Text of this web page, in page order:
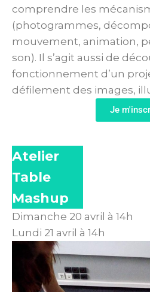
comprendre les
(photogrammes,
mouvement, animation,
son). Il s’agit aussi de
fonctionnement d’un
défilement des images,
Je
Atelier
Table
Mashup
Dimanche 20 avril à 14h
Lundi 21 avril à 14h